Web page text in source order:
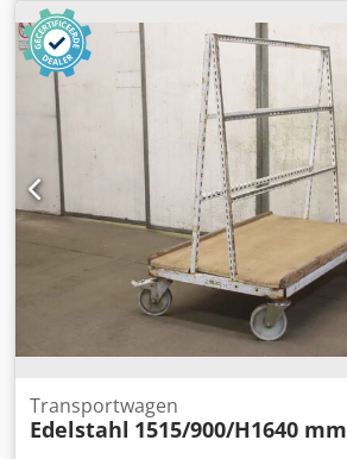
Transportwagen
Edelstahl 1515/900/H1640 mm